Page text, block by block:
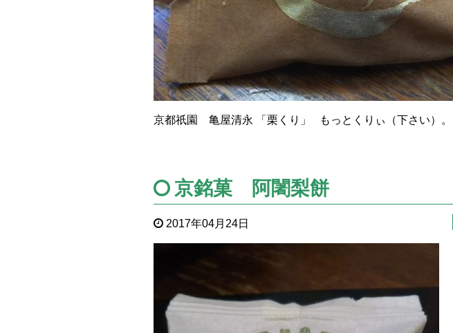
京都祇園 亀屋清永 「栗くり」 もっとくりぃ（下さい）。
京銘菓 阿闍梨餅
2017年04月24日